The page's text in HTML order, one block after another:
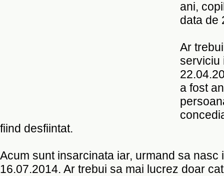
ani,
data de
Ar
serviciu
a fost
fiind desfiintat.
Acum sunt insarcinata iar, urmand sa nasc
16.07.2014. Ar trebui sa mai lucrez doar